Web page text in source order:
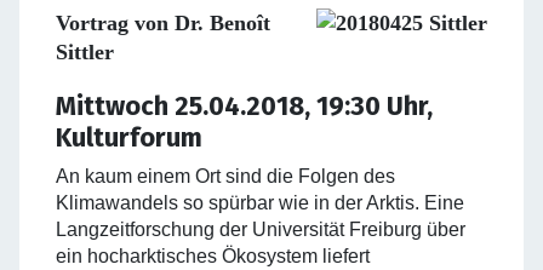
Vortrag von Dr. Benoît
Sittler
Mittwoch 25.04.2018, 19:30 Uhr,
Kulturforum
An kaum einem Ort sind die Folgen des
Klimawandels so spürbar wie in der Arktis. Eine
Langzeitforschung der Universität Freiburg über
ein hocharktisches Ökosystem liefert